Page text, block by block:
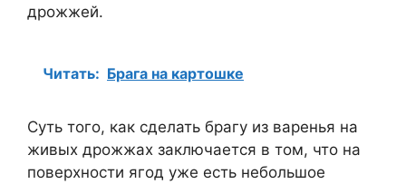
дрожжей.
Читать: Брага на картошке
Суть того, как сделать брагу из варенья на
живых дрожжах заключается в том, что на
поверхности ягод уже есть небольшое